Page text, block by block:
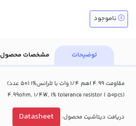
ناموجود
توضیحات مشخصات محصول
مقاومت 4.99 اهم 1/4 وات با تلرانس%1 (50 عدد)
(4.99ohm, 1/4W, 1% tolerance resistor ( 50pcs
دریافت دیتاشیت محصول: Datasheet